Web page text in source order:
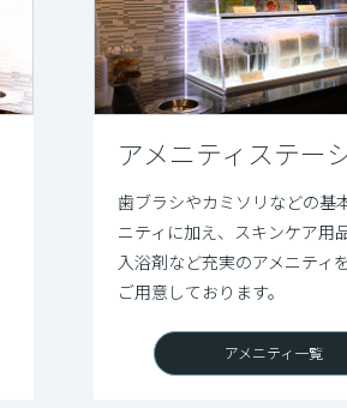
アメニティステー
歯ブラシやカミソリなどの基
ニティに加え、スキンケア用
入浴剤など充実のアメニティ
ご用意しております。
アメニティ一覧